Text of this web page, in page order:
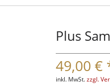
Plus
49,00 €
inkl. MwSt.zzgl.